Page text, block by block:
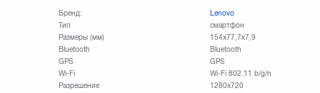
Бренд:
Lenovo
Тип
смартфон
Размеры (мм)
154x77,7x7,9
Bluetooth
Bluetooth
GPS
GPS
Wi-Fi
Wi-Fi 802.11 b/g/n
Разрешение
1280х720